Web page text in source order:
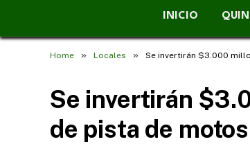
INICIO
Home » Locales » Se invertirán $3.000
Se invertirán
de pista de